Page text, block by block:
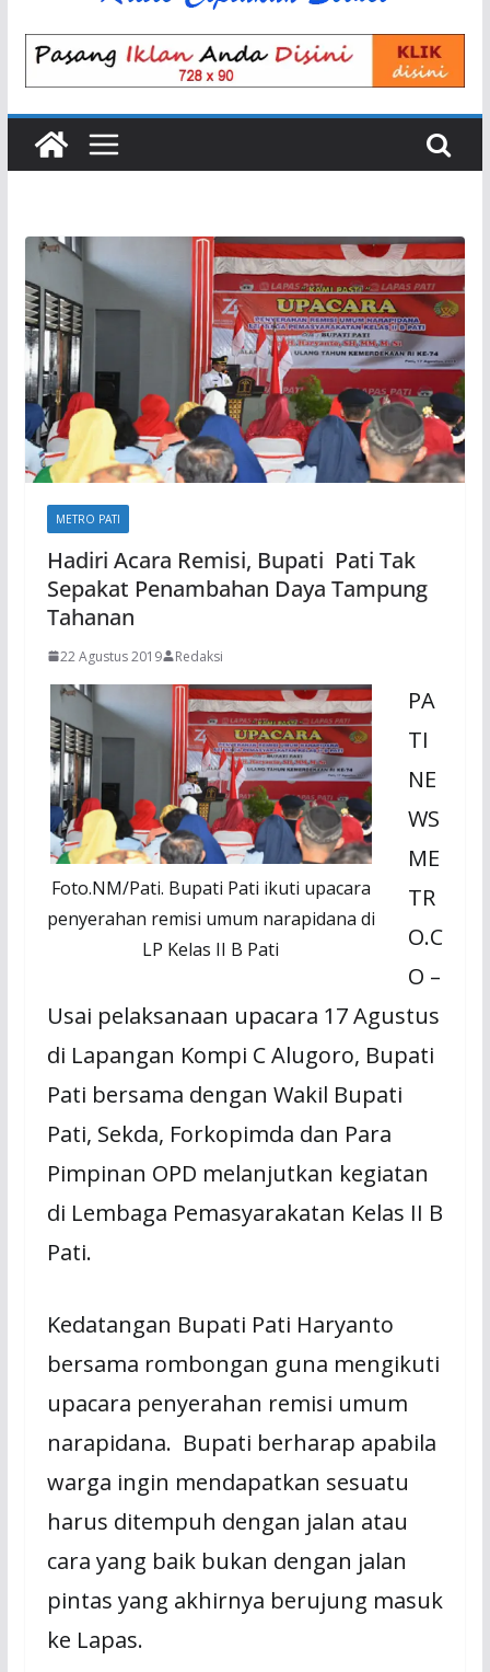
METRO PATI
Hadiri Acara Remisi, Bupati Pati Tak
Sepakat Penambahan Daya Tampung
Tahanan
22 Agustus 2019 Redaksi
Foto.NM/Pati. Bupati Pati ikuti upacara
penyerahan remisi umum narapidana di
LP Kelas II B Pati
PA
TI
NE
WS
ME
TR
O.C
O –
Usai pelaksanaan upacara 17 Agustus
di Lapangan Kompi C Alugoro, Bupati
Pati bersama dengan Wakil Bupati
Pati, Sekda, Forkopimda dan Para
Pimpinan OPD melanjutkan kegiatan
di Lembaga Pemasyarakatan Kelas II B
Pati.
Kedatangan Bupati Pati Haryanto
bersama rombongan guna mengikuti
upacara penyerahan remisi umum
narapidana. Bupati berharap apabila
warga ingin mendapatkan sesuatu
harus ditempuh dengan jalan atau
cara yang baik bukan dengan jalan
pintas yang akhirnya berujung masuk
ke Lapas.